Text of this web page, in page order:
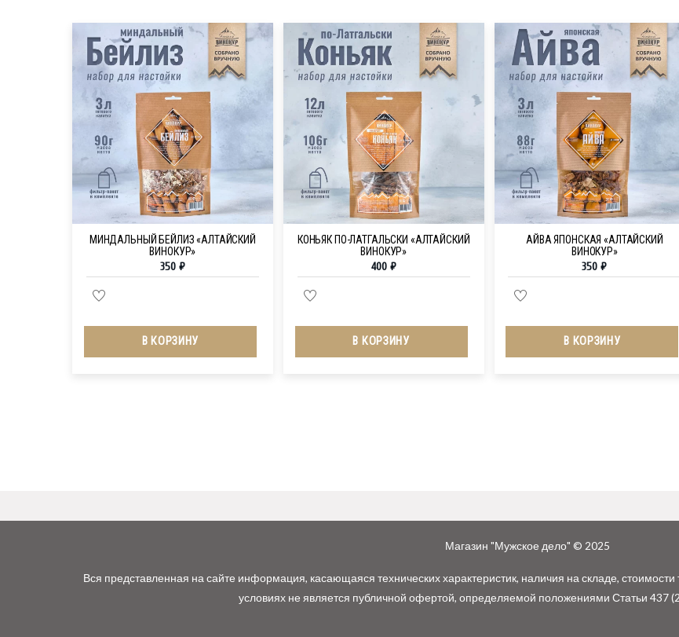
МИНДАЛЬНЫЙ БЕЙЛИЗ «АЛТАЙСКИЙ
ВИНОКУР»
350 ₽
В КОРЗИНУ
КОНЬЯК ПО-ЛАТГАЛЬСКИ «АЛТАЙСКИЙ
ВИНОКУР»
400 ₽
В КОРЗИНУ
АЙВА ЯПОНСКАЯ «АЛТАЙСКИЙ
ВИНОКУР»
350₽
В КОРЗИНУ
Магазин "Мужское дело" © 2025
Вся представленная на сайте информация, касающаяся технических характеристик, наличия на складе,
условиях не является публичной офертой, определяемой положениями Статьи 437